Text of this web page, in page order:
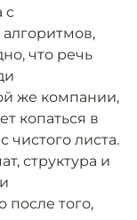
с
что речь
же компании,
копаться в
чистого листа.
структура и
после того,